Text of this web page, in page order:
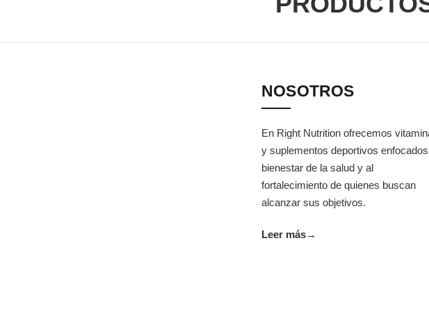
NOSOTROS
En Right Nutrition ofrecemos
y suplementos deportivos
bienestar de la salud y al
fortalecimiento de quienes buscan
alcanzar sus objetivos.
Leer más→